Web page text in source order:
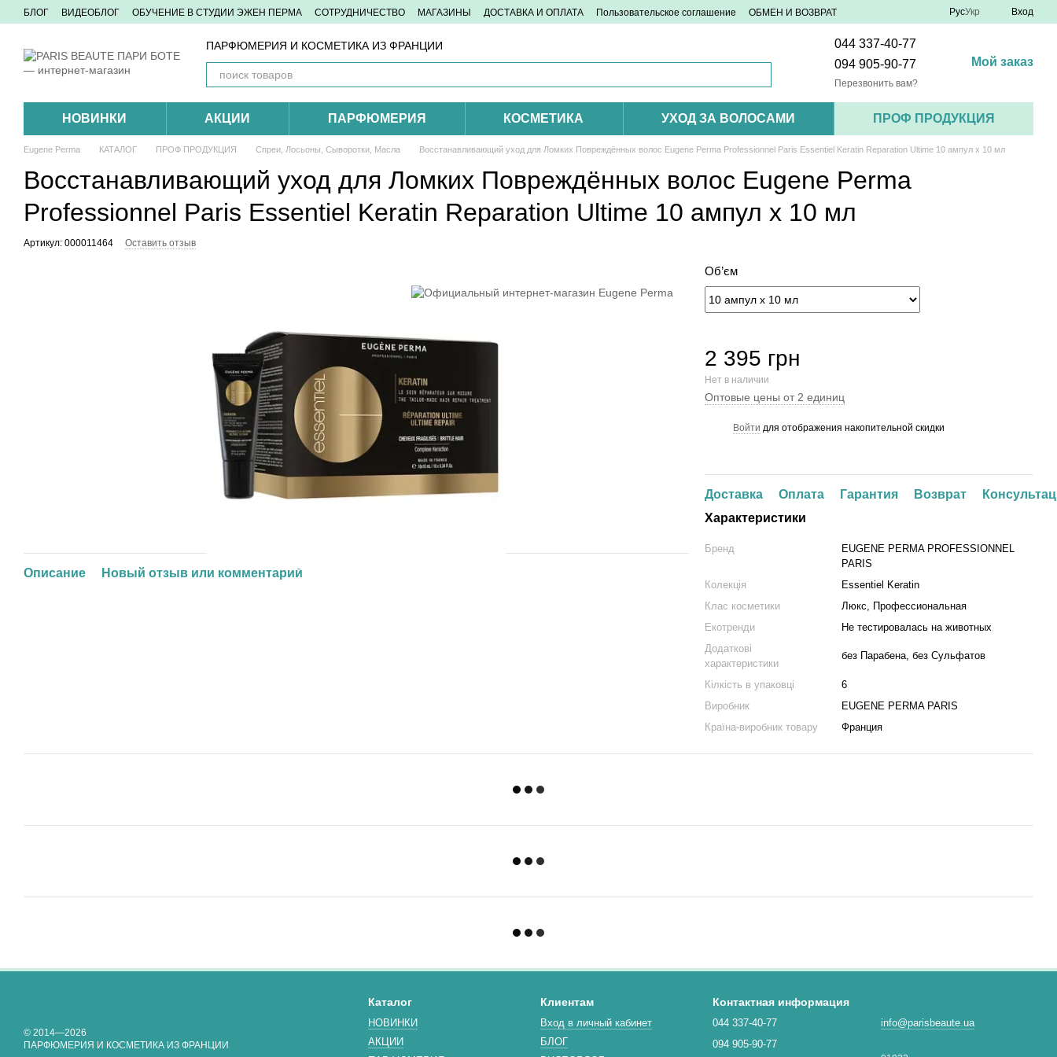
Перейти к основному контенту
БЛОГ ВИДЕОБЛОГ ОБУЧЕНИЕ В СТУДИИ ЭЖЕН ПЕРМА СОТРУДНИЧЕСТВО МАГАЗИНЫ ДОСТАВКА И ОПЛАТА Пользовательское соглашение
ОБМЕН И ВОЗВРАТ
РусУкр Вход
ПАРФЮМЕРИЯ И КОСМЕТИКА ИЗ ФРАНЦИИ
044 337-40-77
094 905-90-77
Перезвонить вам?
Мой заказ
НОВИНКИ АКЦИИ ПАРФЮМЕРИЯ КОСМЕТИКА УХОД ЗА ВОЛОСАМИ ПРОФ ПРОДУКЦИЯ
Eugene Perma КАТАЛОГ ПРОФ ПРОДУКЦИЯ Спреи, Лосьоны, Сыворотки, Масла Восстанавливающий уход для Ломких Повреждённых волос Eugene Perma Professionnel Paris Essentiel Keratin Reparation Ultime 10 ампул х 10 мл
Восстанавливающий уход для Ломких Повреждённых волос Eugene Perma
Professionnel Paris Essentiel Keratin Reparation Ultime 10 ампул х 10 мл
Артикул: 000011464 Оставить отзыв
Описание Новый отзыв или комментарий
Об’єм
2 395 грн
Нет в наличии
Оптовые цены от 2 единиц
Войти для отображения накопительной скидки
Доставка Оплата Гарантия Возврат
Характеристики
Бренд
EUGENE PERMA PROFESSIONNEL
PARIS
Колекція
Essentiel Keratin
Клас косметики
Люкс, Профессиональная
Екотренди
Не тестировалась на животных
Додаткові
характеристики
без Парабена, без Сульфатов
Кілкість в упаковці
6
Виробник
EUGENE PERMA PARIS
Країна-виробник товару
Франция
© 2014—2026
ПАРФЮМЕРИЯ И КОСМЕТИКА ИЗ ФРАНЦИИ
Каталог
НОВИНКИ
АКЦИИ
Клиентам
Вход в личный кабинет
БЛОГ
Контактная информация
044 337-40-77
094 905-90-77
info@parisbeaute.ua